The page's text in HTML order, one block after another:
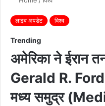
लाइव अपडेट विश्व
Trending
अमेरिका ने ईरान
Gerald R. Ford
मध्य समुद्र